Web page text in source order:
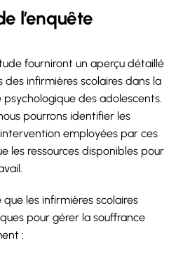
l’enquête
fourniront un aperçu détaillé
infirmières scolaires dans la
des adolescents.
pourrons identifier les
employées par ces
les ressources disponibles pour
les infirmières scolaires
pour gérer la souffrance
: